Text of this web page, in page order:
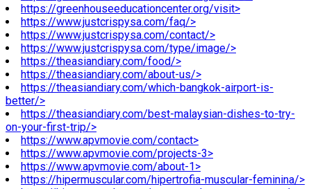
https://greenhouseeducationcenter.org/visit>
https://www.justcrispysa.com/faq/>
https://www.justcrispysa.com/contact/>
https://www.justcrispysa.com/type/image/>
https://theasiandiary.com/food/>
https://theasiandiary.com/about-us/>
https://theasiandiary.com/which-bangkok-airport-is-
better/>
https://theasiandiary.com/best-malaysian-dishes-to-try-
on-your-first-trip/>
https://www.apvmovie.com/contact>
https://www.apvmovie.com/projects-3>
https://www.apvmovie.com/about-1>
https://hipermuscular.com/hipertrofia-muscular-feminina/>